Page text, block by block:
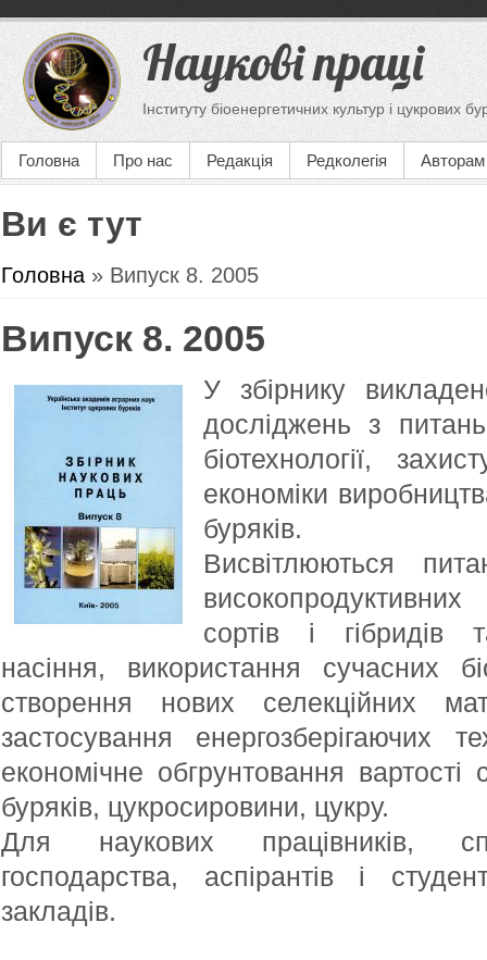
Наукові праці
Інституту біоенергетичних культур і цукрових
Головна Про нас Редакція Редколегія Авторам
Ви є тут
Головна » Випуск 8. 2005
Випуск 8. 2005
У збірнику
досліджень з питань
біотехнології,
економіки
буряків.
Висвітлюються
сортів і гібридів
насіння, використання сучасних
створення нових селекційних
застосування енергозберігаючих
економічне обгрунтовання вартості
буряків, цукросировини, цукру.
Для наукових працівників,
господарства, аспірантів і
закладів.